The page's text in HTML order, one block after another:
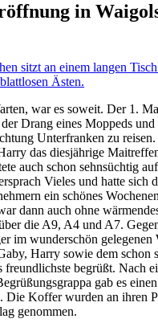
in
war es soweit. Der 1.
Drang eines Moppeds und
Unterfranken zu
das diesjährige
auch schon sehnsüchtig
Vieles und hatte sich
ein schönes
dann auch ohne
die A9, A4 und A7.
im wunderschön gelegenen
Harry sowie dem schon
begrüßt. Nach
gab es
Die Koffer wurden an ihren
genommen.